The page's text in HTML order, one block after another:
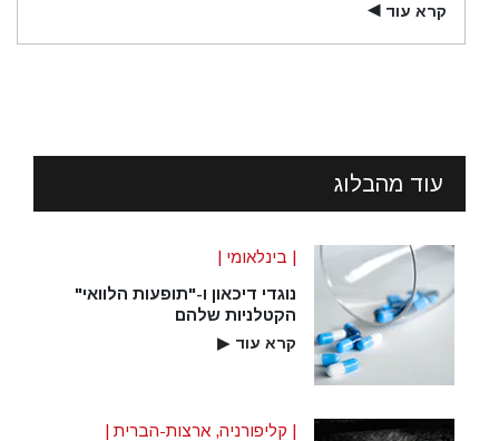
קרא עוד ▶
עוד מהבלוג
| בינלאומי |
נוגדי דיכאון ו-"תופעות הלוואי"
הקטלניות שלהם
קרא עוד ▶
| קליפורניה, ארצות-הברית |